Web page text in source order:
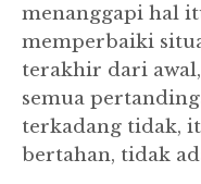
menanggapi hal
memperbaiki
terakhir dari
semua
terkadang tidak,
bertahan, tidak